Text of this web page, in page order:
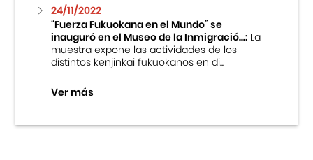
24/11/2022
“Fuerza Fukuokana en el Mundo” se
inauguró en el Museo de la Inmigració...:La
muestra expone las actividades de los
distintos kenjinkai fukuokanos en di...
Ver más